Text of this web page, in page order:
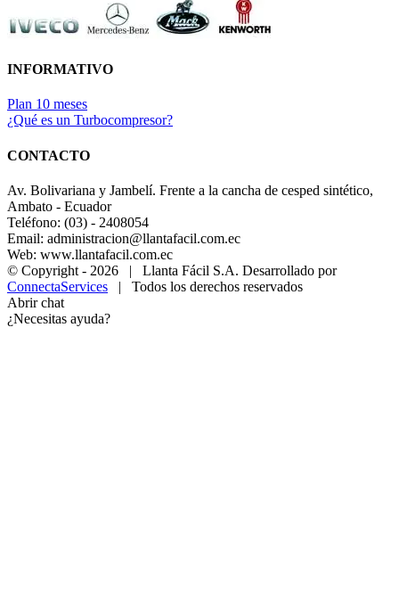
INFORMATIVO
Plan 10 meses
¿Qué es un Turbocompresor?
CONTACTO
Av. Bolivariana y Jambelí. Frente a la cancha de cesped sintético,
Ambato - Ecuador
Teléfono: (03) - 2408054
Email: administracion@llantafacil.com.ec
Web: www.llantafacil.com.ec
© Copyright - 2026 | Llanta Fácil S.A. Desarrollado por
ConnectaServices | Todos los derechos reservados
Abrir chat
¿Necesitas ayuda?